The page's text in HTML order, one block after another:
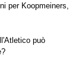
per Koopmeiners,
può